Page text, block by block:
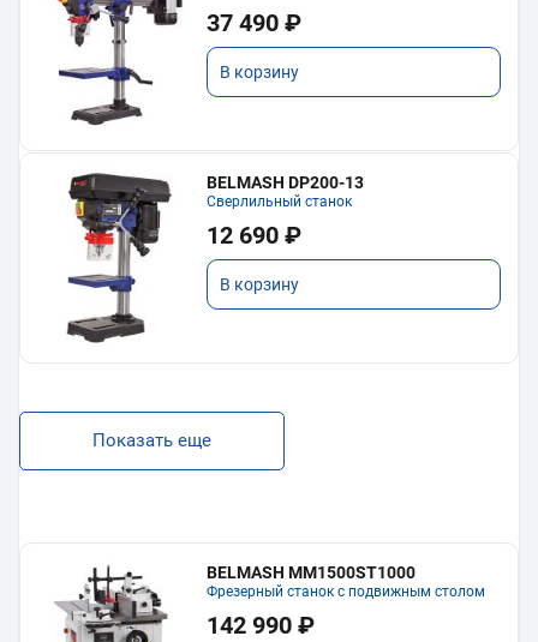
37 490 ₽
В корзину
BELMASH DP200-13
Сверлильный станок
12 690 ₽
В корзину
Показать еще
BELMASH MM1500ST1000
Фрезерный станок с подвижным столом
142 990 ₽